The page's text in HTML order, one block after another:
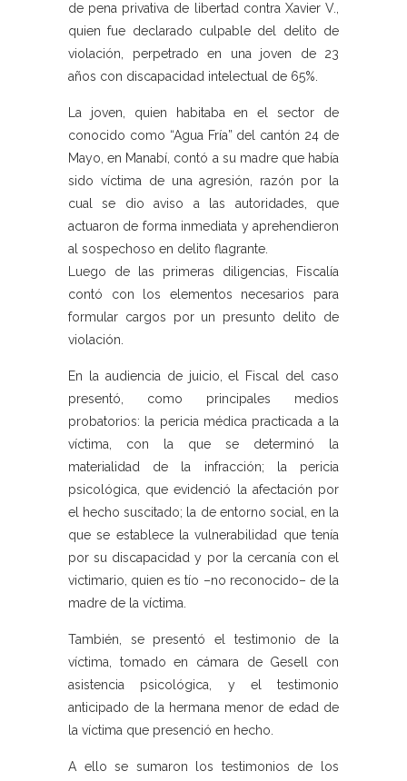
de pena privativa de libertad contra Xavier V.,
quien fue declarado culpable del delito de
violación, perpetrado en una joven de 23
años con discapacidad intelectual de 65%.
La joven, quien habitaba en el sector de
conocido como “Agua Fría” del cantón 24 de
Mayo, en Manabí, contó a su madre que había
sido víctima de una agresión, razón por la
cual se dio aviso a las autoridades, que
actuaron de forma inmediata y aprehendieron
al sospechoso en delito flagrante.
Luego de las primeras diligencias, Fiscalía
contó con los elementos necesarios para
formular cargos por un presunto delito de
violación.
En la audiencia de juicio, el Fiscal del caso
presentó, como principales medios
probatorios: la pericia médica practicada a la
víctima, con la que se determinó la
materialidad de la infracción; la pericia
psicológica, que evidenció la afectación por
el hecho suscitado; la de entorno social, en la
que se establece la vulnerabilidad que tenía
por su discapacidad y por la cercanía con el
victimario, quien es tío –no reconocido– de la
madre de la víctima.
También, se presentó el testimonio de la
víctima, tomado en cámara de Gesell con
asistencia psicológica, y el testimonio
anticipado de la hermana menor de edad de
la víctima que presenció en hecho.
A ello se sumaron los testimonios de los